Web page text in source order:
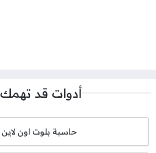
أدوات قد تهمك
حاسبة بلوت اون لاين